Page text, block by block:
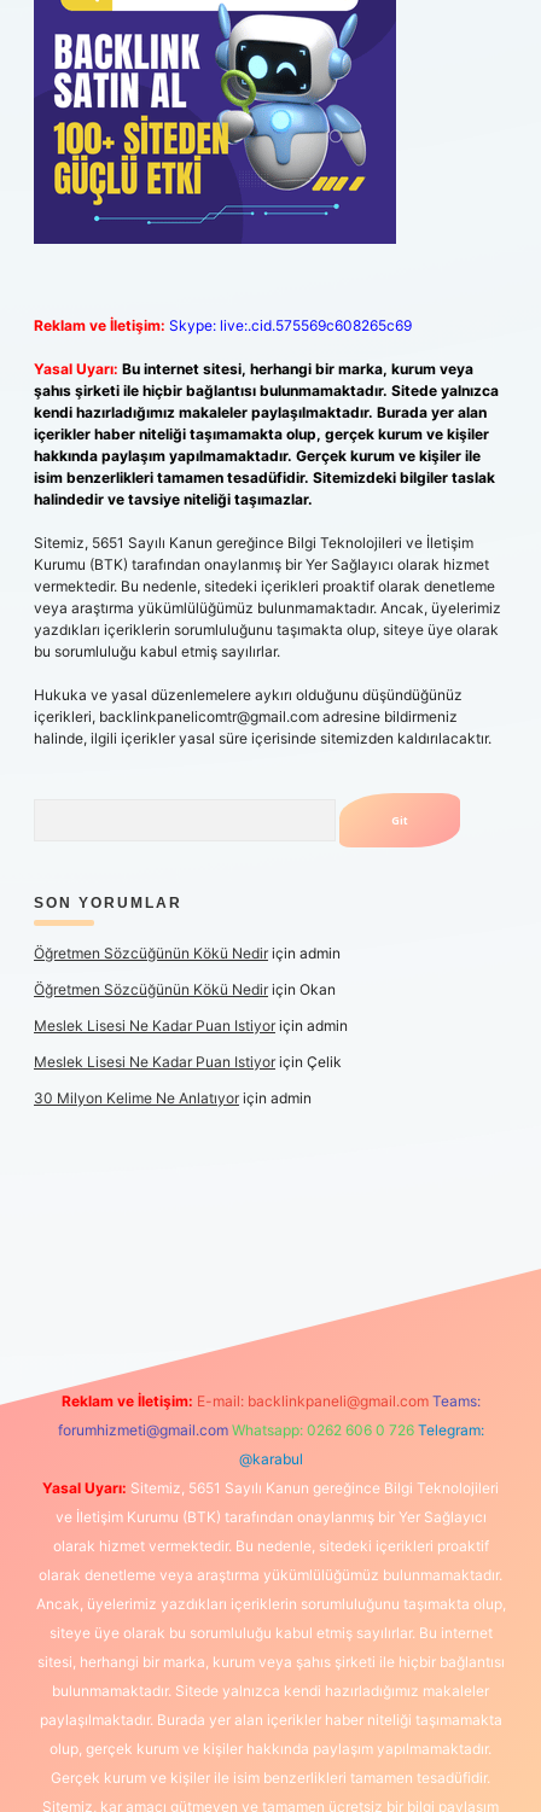
Reklam ve İletişim: Skype: live:.cid.575569c608265c69
Yasal Uyarı: Bu internet sitesi, herhangi bir marka, kurum veya
şahıs şirketi ile hiçbir bağlantısı bulunmamaktadır. Sitede yalnızca
kendi hazırladığımız makaleler paylaşılmaktadır. Burada yer alan
içerikler haber niteliği taşımamakta olup, gerçek kurum ve kişiler
hakkında paylaşım yapılmamaktadır. Gerçek kurum ve kişiler ile
isim benzerlikleri tamamen tesadüfidir. Sitemizdeki bilgiler taslak
halindedir ve tavsiye niteliği taşımazlar.
Sitemiz, 5651 Sayılı Kanun gereğince Bilgi Teknolojileri ve İletişim
Kurumu (BTK) tarafından onaylanmış bir Yer Sağlayıcı olarak hizmet
vermektedir. Bu nedenle, sitedeki içerikleri proaktif olarak denetleme
veya araştırma yükümlülüğümüz bulunmamaktadır. Ancak, üyelerimiz
yazdıkları içeriklerin sorumluluğunu taşımakta olup, siteye üye olarak
bu sorumluluğu kabul etmiş sayılırlar.
Hukuka ve yasal düzenlemelere aykırı olduğunu düşündüğünüz
içerikleri, backlinkpanelicomtr@gmail.com adresine bildirmeniz
halinde, ilgili içerikler yasal süre içerisinde sitemizden kaldırılacaktır.
SON YORUMLAR
Öğretmen Sözcüğünün Kökü Nediriçin admin
Öğretmen Sözcüğünün Kökü Nediriçin Okan
Meslek Lisesi Ne Kadar Puan Istiyoriçin admin
Meslek Lisesi Ne Kadar Puan Istiyoriçin Çelik
30 Milyon Kelime Ne Anlatıyoriçin admin
elexbetgiris.org
Reklam ve İletişim: E-mail: backlinkpaneli@gmail.com Teams:
forumhizmeti@gmail.com Whatsapp: 0262 606 0 726 Telegram:
@karabul
Yasal Uyarı: Sitemiz, 5651 Sayılı Kanun gereğince Bilgi Teknolojileri
ve İletişim Kurumu (BTK) tarafından onaylanmış bir Yer Sağlayıcı
olarak hizmet vermektedir. Bu nedenle, sitedeki içerikleri proaktif
olarak denetleme veya araştırma yükümlülüğümüz bulunmamaktadır.
Ancak, üyelerimiz yazdıkları içeriklerin sorumluluğunu taşımakta olup,
siteye üye olarak bu sorumluluğu kabul etmiş sayılırlar. Bu internet
sitesi, herhangi bir marka, kurum veya şahıs şirketi ile hiçbir bağlantısı
bulunmamaktadır. Sitede yalnızca kendi hazırladığımız makaleler
paylaşılmaktadır. Burada yer alan içerikler haber niteliği taşımamakta
olup, gerçek kurum ve kişiler hakkında paylaşım yapılmamaktadır.
Gerçek kurum ve kişiler ile isim benzerlikleri tamamen tesadüfidir.
Sitemiz, kar amacı gütmeyen ve tamamen ücretsiz bir bilgi paylaşım